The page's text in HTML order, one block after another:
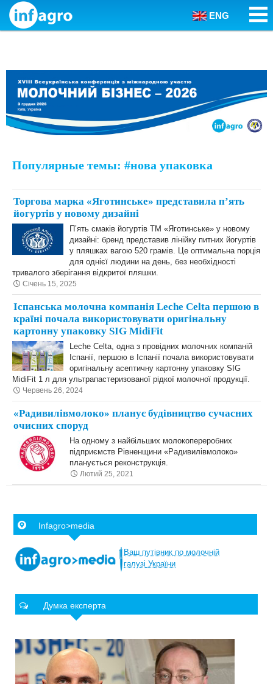
Skip to content
ENG
Популярные темы: #нова упаковка
Торгова марка «Яготинське» представила п’ять
йогуртів у новому дизайні
П’ять смаків йогуртів ТМ «Яготинське» у новому
дизайні: бренд представив лінійку питних йогуртів
у пляшках вагою 520 грамів. Це оптимальна порція
для однієї людини на день, без необхідності
тривалого зберігання відкритої пляшки.
Січень 15, 2025
Іспанська молочна компанія Leche Celta першою в
країні почала використовувати оригінальну
картонну упаковку SIG MidiFit
Leche Celta, одна з провідних молочних компаній
Іспанії, першою в Іспанії почала використовувати
оригінальну асептичну картонну упаковку SIG
MidiFit 1 л для ультрапастеризованої рідкої молочної продукції.
Червень 26, 2024
«Радивилівмолоко» планує будівництво сучасних
очисних споруд
На одному з найбільших молокопереробних
підприємств Рівненщини «Радивилівмолоко»
планується реконструкція.
Лютий 25, 2021
Infagro>media
Ваш путівник по молочній
галузі України
Думка експерта